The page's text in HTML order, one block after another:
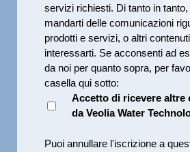
servizi richiesti. Di tanto in
mandarti delle comunicazioni
prodotti e servizi, o altri
interessarti. Se acconsenti ad
da noi per quanto sopra, per
casella qui sotto:
Accetto di ricevere altre
da Veolia Water
Puoi annullare l'iscrizione a